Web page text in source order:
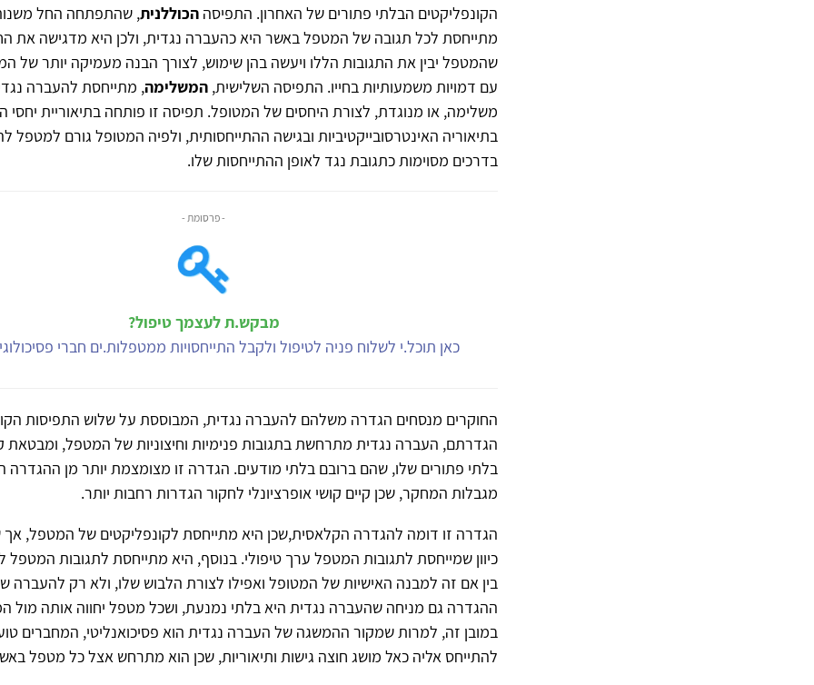
הקונפליקטים הבלתי פתורים של האחרון. התפיסה הכוללנית
מתייחסת לכל תגובה של המטפל באשר היא כהעברה נגדית, ולכן היא מדגישה את
שהמטפל יבין את התגובות הללו ויעשה בהן שימוש, לצורך הבנה מעמיקה יותר של
עם דמויות משמעותיות בחייו. התפיסה השלישית, המשלימה, מתייחסת להעברה
משלימה, או מנוגדת, לצורת היחסים של המטופל. תפיסה זו פותחה בתיאוריית יחסי
בתיאוריה האינטרסובייקטיביות ובגישה ההתייחסותית, ולפיה המטופל גורם למטפל
בדרכים מסוימות כתגובת נגד לאופן ההתייחסות שלו.
- פרסומת -
מבקש.ת לעצמך טיפול?
כאן תוכל.י לשלוח פניה לטיפול ולקבל התייחסויות ממטפלות.ים חברי
החוקרים מנסחים הגדרה משלהם להעברה נגדית, המבוססת על שלוש התפיסות
הגדרתם, העברה נגדית מתרחשת בתגובות פנימיות וחיצוניות של המטפל, ומבטאת
בלתי פתורים שלו, שהם ברובם בלתי מודעים. הגדרה זו מצומצמת יותר מן ההגדרה
מגבלות המחקר, שכן קיים קושי אופרציונלי לחקור הגדרות רחבות יותר.
הגדרה זו דומה להגדרה הקלאסית,שכן היא מתייחסת לקונפליקטים של המטפל,
כיוון שמייחסת לתגובות המטפל ערך טיפולי. בנוסף, היא מתייחסת לתגובות המטפל
בין אם זה למבנה האישיות של המטופל ואפילו לצורת הלבוש שלו, ולא רק להעברה
ההגדרה גם מניחה שהעברה נגדית היא בלתי נמנעת, ושכל מטפל יחווה אותה מול
במובן זה, למרות שמקור ההמשגה של העברה נגדית הוא פסיכואנליטי, המחברים
להתייחס אליה כאל מושג חוצה גישות ותיאוריות, שכן הוא מתרחש אצל כל מטפל